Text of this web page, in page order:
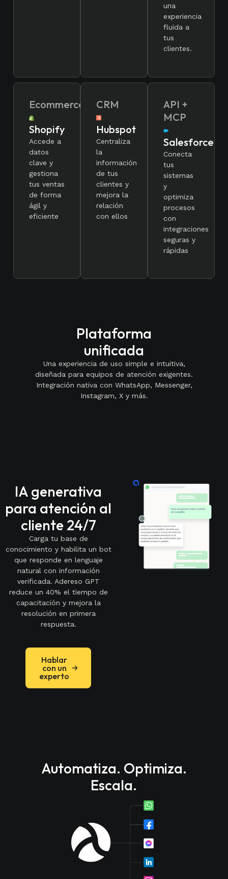
una
experiencia
fluida a
tus
clientes.
Ecommerce
Shopify
Accede a
datos
clave y
gestiona
tus ventas
de forma
ágil y
eficiente
CRM
Hubspot
Centraliza
la
información
de tus
clientes y
mejora la
relación
con ellos
API +
MCP
Salesforce
Conecta
tus
sistemas
y
optimiza
procesos
con
integraciones
seguras y
rápidas
Plataforma
unificada
Una experiencia de uso simple e intuitiva,
diseñada para equipos de atención exigentes.
Integración nativa con WhatsApp, Messenger,
Instagram, X y más.
IA generativa
para atención al
cliente 24/7
Carga tu base de
conocimiento y habilita un bot
que responde en lenguaje
natural con información
verificada. Adereso GPT
reduce un 40% el tiempo de
capacitación y mejora la
resolución en primera
respuesta.
Hablar
con un
experto
Automatiza. Optimiza.
Escala.